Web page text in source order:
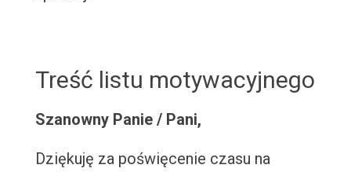
Treść listu motywacyjnego
Szanowny Panie / Pani,
Dziękuję za poświęcenie czasu na